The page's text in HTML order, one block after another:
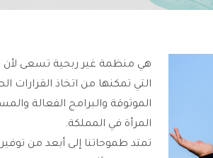
هي منظمة غير ربحية تسعى لأن
التي تمكنها من اتخاذ
الموثوقة والبرامج الفعالة
المرأة في المملكة.
تمتد طموحاتنا إلى أبعد من